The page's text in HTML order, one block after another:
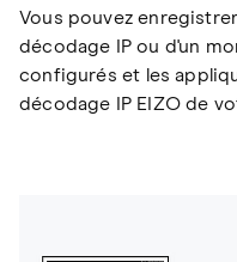
Vous pouvez
décodage IP ou d'un
configurés et les
décodage IP EIZO de